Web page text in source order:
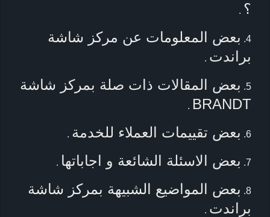
؟ .
بعض المعلومات عن مركز شاشة
براندت .
بعض المقالات ذات صلة بمركز شاشة
BRANDT
.
بعض تقييمات العملاء للخدمة .
بعض الاسئلة الشائعة و اجاباتها .
بعض المواضيع الشبيهة بمركز شاشة
براندت .